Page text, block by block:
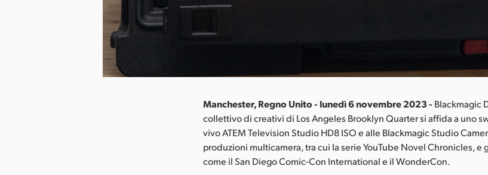
Manchester, Regno Unito - lunedì 6 novembre 2023 - Blackmagic
collettivo di creativi di Los Angeles Brooklyn Quarter si affida a uno
vivo ATEM Television Studio HD8 ISO e alle Blackmagic Studio
produzioni multicamera, tra cui la serie YouTube Novel Chronicles,
come il San Diego Comic-Con International e il WonderCon.